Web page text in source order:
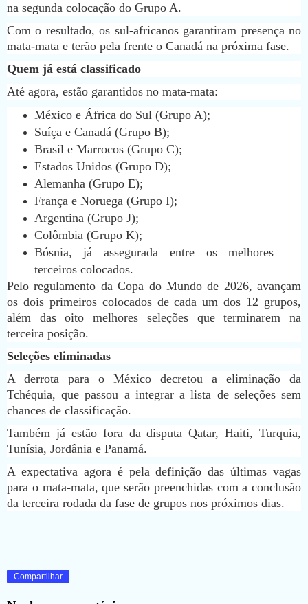
na segunda colocação do Grupo A.
Com o resultado, os sul-africanos garantiram presença no
mata-mata e terão pela frente o Canadá na próxima fase.
Quem já está classificado
Até agora, estão garantidos no mata-mata:
México e África do Sul (Grupo A);
Suíça e Canadá (Grupo B);
Brasil e Marrocos (Grupo C);
Estados Unidos (Grupo D);
Alemanha (Grupo E);
França e Noruega (Grupo I);
Argentina (Grupo J);
Colômbia (Grupo K);
Bósnia, já assegurada entre os melhores
terceiros colocados.
Pelo regulamento da Copa do Mundo de 2026, avançam
os dois primeiros colocados de cada um dos 12 grupos,
além das oito melhores seleções que terminarem na
terceira posição.
Seleções eliminadas
A derrota para o México decretou a eliminação da
Tchéquia, que passou a integrar a lista de seleções sem
chances de classificação.
Também já estão fora da disputa Qatar, Haiti, Turquia,
Tunísia, Jordânia e Panamá.
A expectativa agora é pela definição das últimas vagas
para o mata-mata, que serão preenchidas com a conclusão
da terceira rodada da fase de grupos nos próximos dias.
Compartilhar